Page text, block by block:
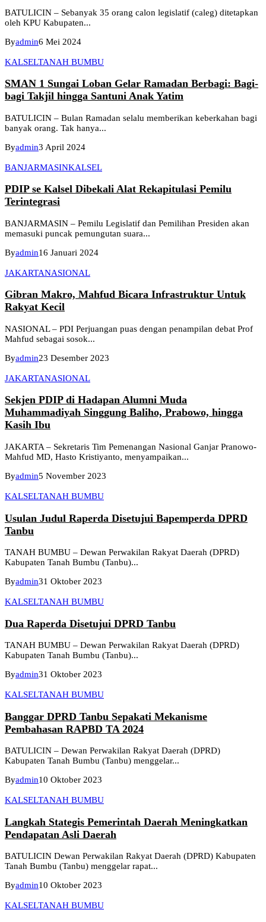
BATULICIN – Sebanyak 35 orang calon legislatif (caleg) ditetapkan
oleh KPU Kabupaten...
Byadmin6 Mei 2024
KALSELTANAH BUMBU
SMAN 1 Sungai Loban Gelar Ramadan Berbagi: Bagi-
bagi Takjil hingga Santuni Anak Yatim
BATULICIN – Bulan Ramadan selalu memberikan keberkahan bagi
banyak orang. Tak hanya...
Byadmin3 April 2024
BANJARMASINKALSEL
PDIP se Kalsel Dibekali Alat Rekapitulasi Pemilu
Terintegrasi
BANJARMASIN – Pemilu Legislatif dan Pemilihan Presiden akan
memasuki puncak pemungutan suara...
Byadmin16 Januari 2024
JAKARTANASIONAL
Gibran Makro, Mahfud Bicara Infrastruktur Untuk
Rakyat Kecil
NASIONAL – PDI Perjuangan puas dengan penampilan debat Prof
Mahfud sebagai sosok...
Byadmin23 Desember 2023
JAKARTANASIONAL
Sekjen PDIP di Hadapan Alumni Muda
Muhammadiyah Singgung Baliho, Prabowo, hingga
Kasih Ibu
JAKARTA – Sekretaris Tim Pemenangan Nasional Ganjar Pranowo-
Mahfud MD, Hasto Kristiyanto, menyampaikan...
Byadmin5 November 2023
KALSELTANAH BUMBU
Usulan Judul Raperda Disetujui Bapemperda DPRD
Tanbu
TANAH BUMBU – Dewan Perwakilan Rakyat Daerah (DPRD)
Kabupaten Tanah Bumbu (Tanbu)...
Byadmin31 Oktober 2023
KALSELTANAH BUMBU
Dua Raperda Disetujui DPRD Tanbu
TANAH BUMBU – Dewan Perwakilan Rakyat Daerah (DPRD)
Kabupaten Tanah Bumbu (Tanbu)...
Byadmin31 Oktober 2023
KALSELTANAH BUMBU
Banggar DPRD Tanbu Sepakati Mekanisme
Pembahasan RAPBD TA 2024
BATULICIN – Dewan Perwakilan Rakyat Daerah (DPRD)
Kabupaten Tanah Bumbu (Tanbu) menggelar...
Byadmin10 Oktober 2023
KALSELTANAH BUMBU
Langkah Stategis Pemerintah Daerah Meningkatkan
Pendapatan Asli Daerah
BATULICIN Dewan Perwakilan Rakyat Daerah (DPRD) Kabupaten
Tanah Bumbu (Tanbu) menggelar rapat...
Byadmin10 Oktober 2023
KALSELTANAH BUMBU